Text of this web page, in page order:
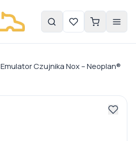
Emulator Czujnika Nox – Neoplan®